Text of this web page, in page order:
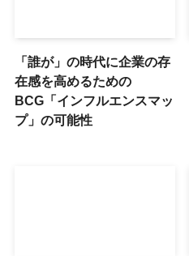
「誰が」の時代に企業の存
在感を高めるための
BCG「インフルエンスマッ
プ」の可能性